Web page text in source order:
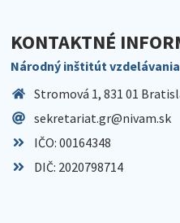
KONTAKTNÉ
Národný inštitút
Stromová 1, 831 01
sekretariat.gr@nivam.sk
IČO: 00164348
DIČ: 2020798714